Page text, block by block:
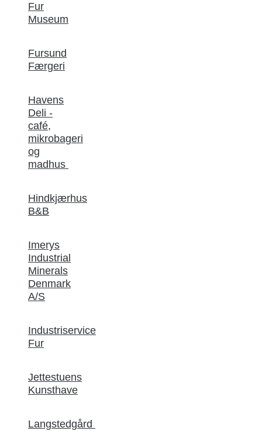
Fur
Museum
Fursund
Færgeri
Havens
Deli -
café,
mikrobageri
og
madhus
Hindkjærhus
B&B
Imerys
Industrial
Minerals
Denmark
A/S
Industriservice
Fur
Jettestuens
Kunsthave
Langstedgård